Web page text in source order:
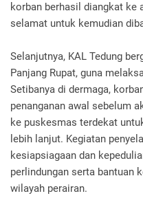
korban berhasil diangkat ke
selamat untuk kemudian
Selanjutnya, KAL Tedung
Panjang Rupat, guna
Setibanya di dermaga,
penanganan awal sebelum
ke puskesmas terdekat
lebih lanjut. Kegiatan
kesiapsiagaan dan
perlindungan serta bantuan
wilayah perairan.